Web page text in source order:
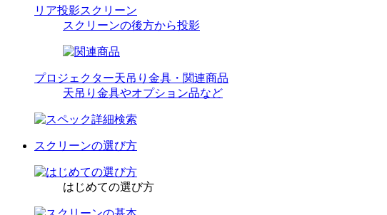
リア投影スクリーン
スクリーンの後方から投影
プロジェクター天吊り金具・関連商品
天吊り金具やオプション品など
スクリーンの選び方
はじめての選び方